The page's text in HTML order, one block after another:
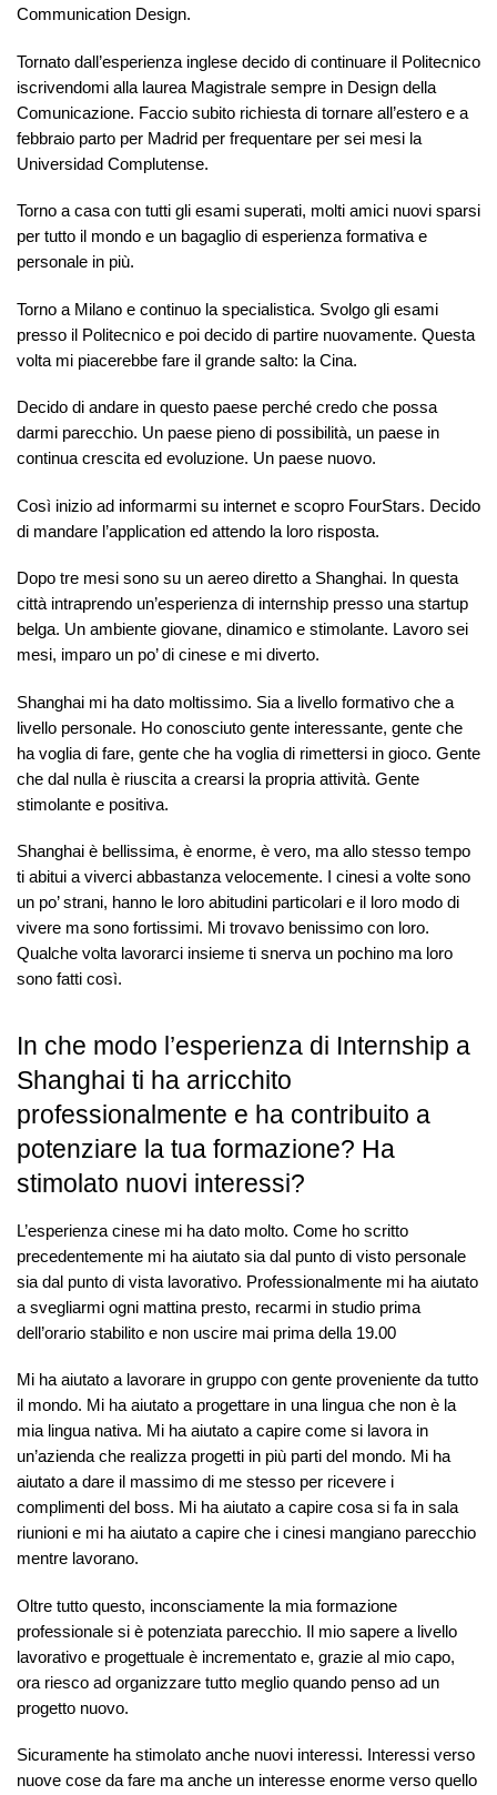
Communication Design.
Tornato dall’esperienza inglese decido di continuare il Politecnico
iscrivendomi alla laurea Magistrale sempre in Design della
Comunicazione. Faccio subito richiesta di tornare all’estero e a
febbraio parto per Madrid per frequentare per sei mesi la
Universidad Complutense.
Torno a casa con tutti gli esami superati, molti amici nuovi sparsi
per tutto il mondo e un bagaglio di esperienza formativa e
personale in più.
Torno a Milano e continuo la specialistica. Svolgo gli esami
presso il Politecnico e poi decido di partire nuovamente. Questa
volta mi piacerebbe fare il grande salto: la Cina.
Decido di andare in questo paese perché credo che possa
darmi parecchio. Un paese pieno di possibilità, un paese in
continua crescita ed evoluzione. Un paese nuovo.
Così inizio ad informarmi su internet e scopro FourStars. Decido
di mandare l’application ed attendo la loro risposta.
Dopo tre mesi sono su un aereo diretto a Shanghai. In questa
città intraprendo un’esperienza di internship presso una startup
belga. Un ambiente giovane, dinamico e stimolante. Lavoro sei
mesi, imparo un po’ di cinese e mi diverto.
Shanghai mi ha dato moltissimo. Sia a livello formativo che a
livello personale. Ho conosciuto gente interessante, gente che
ha voglia di fare, gente che ha voglia di rimettersi in gioco. Gente
che dal nulla è riuscita a crearsi la propria attività. Gente
stimolante e positiva.
Shanghai è bellissima, è enorme, è vero, ma allo stesso tempo
ti abitui a viverci abbastanza velocemente. I cinesi a volte sono
un po’ strani, hanno le loro abitudini particolari e il loro modo di
vivere ma sono fortissimi. Mi trovavo benissimo con loro.
Qualche volta lavorarci insieme ti snerva un pochino ma loro
sono fatti così.
In che modo l’esperienza di Internship a
Shanghai ti ha arricchito
professionalmente e ha contribuito a
potenziare la tua formazione? Ha
stimolato nuovi interessi?
L’esperienza cinese mi ha dato molto. Come ho scritto
precedentemente mi ha aiutato sia dal punto di visto personale
sia dal punto di vista lavorativo. Professionalmente mi ha aiutato
a svegliarmi ogni mattina presto, recarmi in studio prima
dell’orario stabilito e non uscire mai prima della 19.00
Mi ha aiutato a lavorare in gruppo con gente proveniente da tutto
il mondo. Mi ha aiutato a progettare in una lingua che non è la
mia lingua nativa. Mi ha aiutato a capire come si lavora in
un’azienda che realizza progetti in più parti del mondo. Mi ha
aiutato a dare il massimo di me stesso per ricevere i
complimenti del boss. Mi ha aiutato a capire cosa si fa in sala
riunioni e mi ha aiutato a capire che i cinesi mangiano parecchio
mentre lavorano.
Oltre tutto questo, inconsciamente la mia formazione
professionale si è potenziata parecchio. Il mio sapere a livello
lavorativo e progettuale è incrementato e, grazie al mio capo,
ora riesco ad organizzare tutto meglio quando penso ad un
progetto nuovo.
Sicuramente ha stimolato anche nuovi interessi. Interessi verso
nuove cose da fare ma anche un interesse enorme verso quello